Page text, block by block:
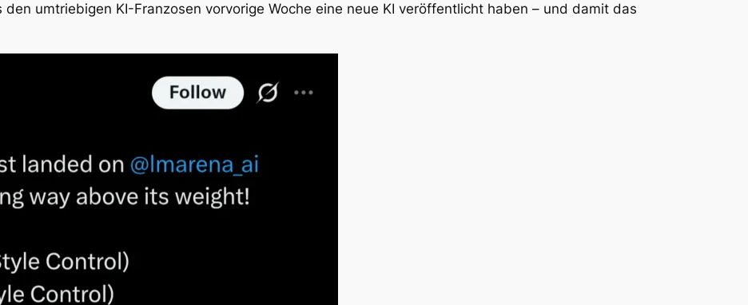
umtriebigen KI-Franzosen vorvorige Woche eine neue KI veröffentlicht haben – und damit das